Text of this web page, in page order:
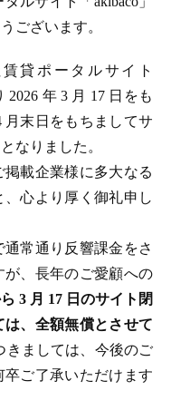
ございます。
貸ポータルサイト
2026 年 3 月 17 日をも
末日をもちましてサ
なりました。
載企業様に多大なる
心より厚く御礼申し
常通り反響課金をさ
、長年のご愛顧への
3 月 17 日のサイト閉
、全額無償とさせて
きましては、今後のご
ご了承いただけます